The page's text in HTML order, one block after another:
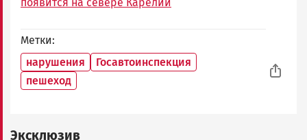
Метки
нарушения
Госавтоинспекция
пешеход
Эксклюзив